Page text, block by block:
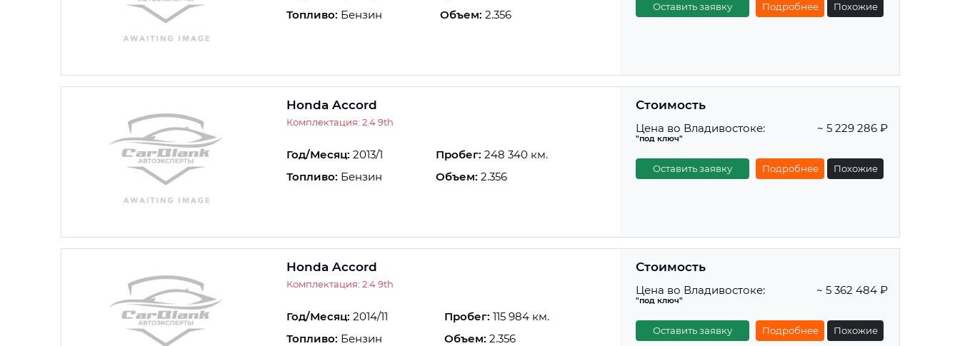
Топливо: Бензин Объем: 2.356
Оставить заявку Подробнее Похожие
Honda Accord
Комплектация: 2.4 9th
Год/Месяц: 2013/1 Пробег: 248 340 км.
Топливо: Бензин Объем: 2.356
Стоимость
Цена во Владивостоке:
"под ключ"
~ 5 229 286 ₽
Оставить заявку Подробнее Похожие
Honda Accord
Комплектация: 2.4 9th
Год/Месяц: 2014/11 Пробег: 115 984 км.
Топливо: Бензин Объем: 2.356
Стоимость
Цена во Владивостоке:
"под ключ"
~ 5 362 484 ₽
Оставить заявку Подробнее Похожие